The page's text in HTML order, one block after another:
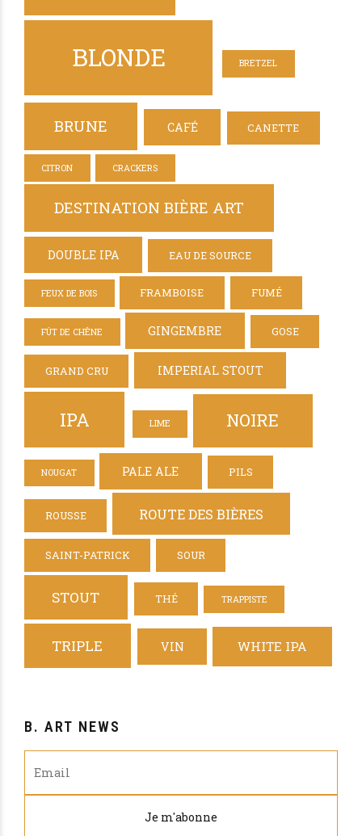
BLONDE BRETZEL
BRUNE CAFÉ CANETTE
CITRON CRACKERS
DESTINATION BIÈRE ART
DOUBLE IPA EAU DE SOURCE
FEUX DE BOIS FRAMBOISE FUMÉ
FÛT DE CHÊNE GINGEMBRE GOSE
GRAND CRU IMPERIAL STOUT
IPA LIME NOIRE
NOUGAT PALE ALE PILS
ROUSSE ROUTE DES BIÈRES
SAINT-PATRICK SOUR
STOUT THÉ TRAPPISTE
TRIPLE VIN WHITE IPA
B. ART NEWS